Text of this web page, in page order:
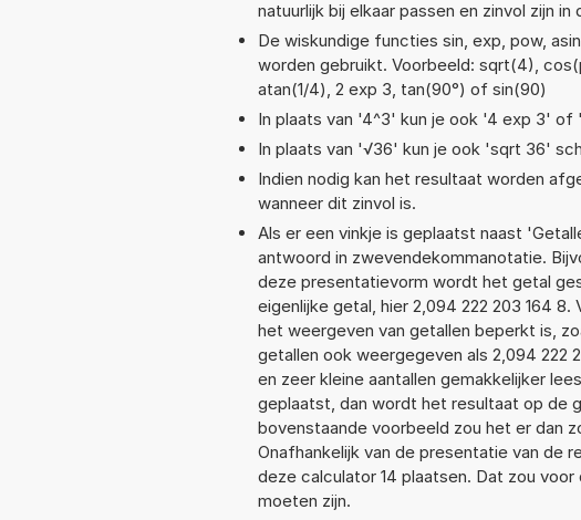
natuurlijk bij elkaar passen en zinvol zijn
De wiskundige functies sin, exp, pow,
worden gebruikt. Voorbeeld: sqrt(4),
atan(1/4), 2 exp 3, tan(90°) of sin(90)
In plaats van '4^3' kun je ook '4 exp 3' of
In plaats van '√36' kun je ook 'sqrt 36'
Indien nodig kan het resultaat worden
wanneer dit zinvol is.
Als er een vinkje is geplaatst naast
antwoord in zwevendekommanotatie.
deze presentatievorm wordt het getal
eigenlijke getal, hier 2,094 222 203 164
het weergeven van getallen beperkt is,
getallen ook weergegeven als 2,094 222
en zeer kleine aantallen gemakkelijker
geplaatst, dan wordt het resultaat op de
bovenstaande voorbeeld zou het er dan
Onafhankelijk van de presentatie van de
deze calculator 14 plaatsen. Dat zou
moeten zijn.